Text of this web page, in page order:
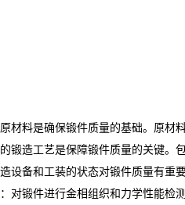
材料是确保锻件质量的基础。原材
锻造工艺是保障锻件质量的关键。
设备和工装的状态对锻件质量有重
对锻件进行金相组织和力学性能检